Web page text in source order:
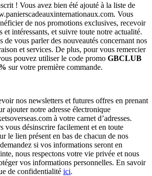
! Vous avez bien été ajouté à la liste de
Vous
de nos promotions exclusives, recevoir
et intéressants, et suivre toute notre actualité.
de vous parler des nouveautés concernant nos
et services. De plus, pour vous remercier
pouvez utiliser le code promo GBCLUB
sur votre première commande.
nos newsletters et futures offres en prenant
ajouter notre adresse électronique
à votre carnet d’adresses.
vous désinscrire facilement et en toute
le lien présent en bas de chacun de nos
si vos informations seront en
nous respectons votre vie privée et nous
vos informations personnelles. En savoir
de confidentialité ici.